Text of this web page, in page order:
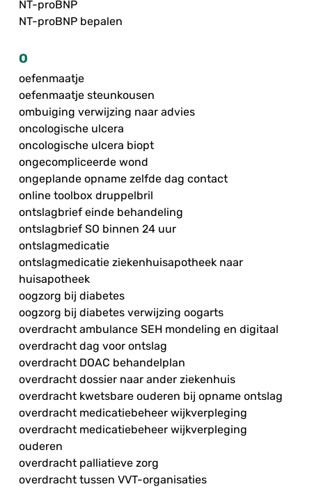
NT-proBNP
NT-proBNP bepalen
O
oefenmaatje
oefenmaatje steunkousen
ombuiging verwijzing naar advies
oncologische ulcera
oncologische ulcera biopt
ongecompliceerde wond
ongeplande opname zelfde dag contact
online toolbox druppelbril
ontslagbrief einde behandeling
ontslagbrief SO binnen 24 uur
ontslagmedicatie
ontslagmedicatie ziekenhuisapotheek naar
huisapotheek
oogzorg bij diabetes
oogzorg bij diabetes verwijzing oogarts
overdracht ambulance SEH mondeling en digitaal
overdracht dag voor ontslag
overdracht DOAC behandelplan
overdracht dossier naar ander ziekenhuis
overdracht kwetsbare ouderen bij opname ontslag
overdracht medicatiebeheer wijkverpleging
overdracht medicatiebeheer wijkverpleging
ouderen
overdracht palliatieve zorg
overdracht tussen VVT-organisaties